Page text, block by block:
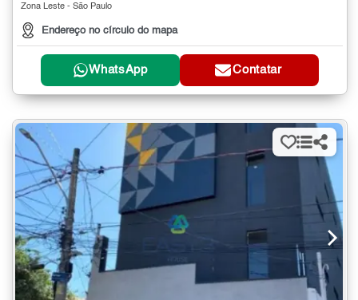
Zona Leste - São Paulo
Endereço no círculo do mapa
WhatsApp Contatar